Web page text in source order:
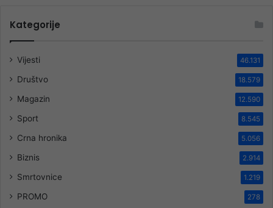
Kategorije
Vijesti 46.131
Društvo 18.579
Magazin 12.590
Sport 8.545
Crna hronika 5.056
Biznis 2.914
Smrtovnice 1.219
PROMO 278